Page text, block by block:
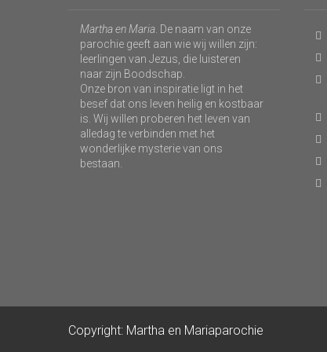
Martha en Maria . De naam van onze
parochie geeft aan wie wij willen zijn:
leerlingen van Jezus, die luisteren
naar zijn Boodschap.
Onze bron van inspiratie ligt in het
besef dat ons leven heilig en kostbaar
is. Wij willen proberen het leven van
alledag te verbinden met het
wonderlijke mysterie van ons
bestaan.
Copyright: Martha en Mariaparochie